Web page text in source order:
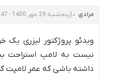
مرادی (پنجشنبه 29 مهر 1400 - 17:47)
ویدئو پروژکتور لیزری یک
نیست به لامپ استراحت
داشته باشی که عمر لامپت